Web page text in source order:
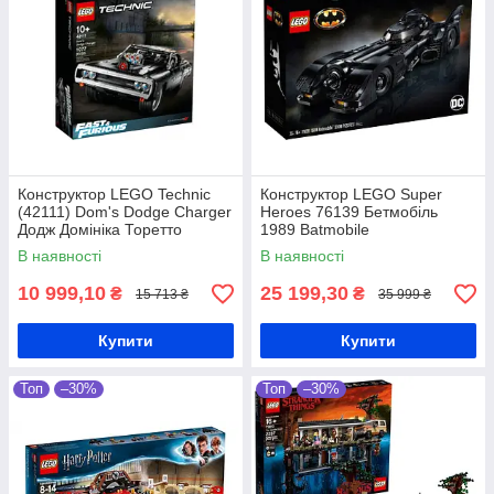
Конструктор LEGO Technic
(42111) Dom's Dodge Charger
Додж Домініка Торетто
В наявності
10 999,10 ₴ 15 713 ₴
Купити
Конструктор LEGO Super
Heroes 76139 Бетмобіль
1989 Batmobile
В наявності
25 199,30 ₴ 35 999 ₴
Купити
Топ –30% Топ –30%